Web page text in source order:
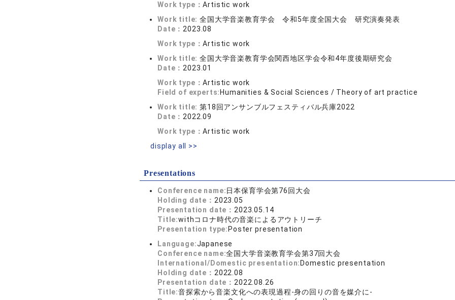
Work type：Artistic work
Work title:全国大学音楽教育学会 令和5年度全国大会 研究演奏発表
Date： 2023.08
Work type：Artistic work
Work title:全国大学音楽教育学会関西地区学会令和4年度後期研究会
Date： 2023.01
Work type：Artistic work
Field of experts: Humanities & Social Sciences / Theory of art practice
Work title:第18回アンサンブルフェスティバル兵庫2022
Date： 2022.09
Work type：Artistic work
display all >>
Presentations
Conference name:日本保育学会第76回大会
Holding date： 2023.05
Presentation date： 2023.05.14
Title:withコロナ時代の音楽によるアウトリーチ
Presentation type: Poster presentation
Language:Japanese
Conference name:全国大学音楽教育学会第37回大会
International/Domestic presentation: Domestic presentation
Holding date： 2022.08
Presentation date： 2022.08.26
Title:音探索から音楽文化への表現過程-身の回りの音を媒介に-